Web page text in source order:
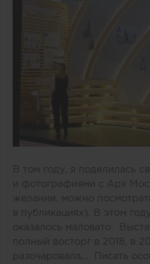
В том году, я поделилась
и фотографиями с Арх
желании, можно
в публикациях). В этом
оказалось маловато.
полный восторг в 2018, в
разочаровала... Писать